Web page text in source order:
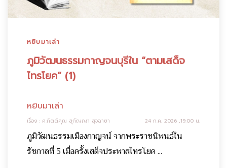
หยิบมาเล่า
ภูมิวัฒนธรรมกาญจนบุรีใน “ตามเสด็จ
ไทรโยค” (1)
หยิบมาเล่า
เรื่อง : ศ.กิตติคุณ สุกัญญา สุจฉายา 24 ก.ค. 2026 ,19:00 น.
ภูมิวัฒนธรรมเมืองกาญจน์ จากพระราชนิพนธ์ใน
รัชกาลที่ 5 เมื่อครั้งเสด็จประพาสไทรโยค ...